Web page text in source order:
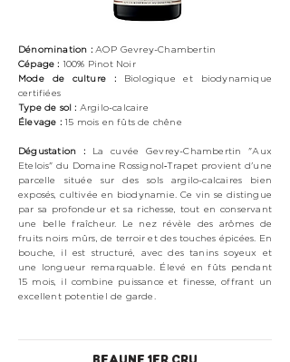
Dénomination : AOP Gevrey-Chambertin
Cépage : 100% Pinot Noir
Mode de culture :
Biologiqueet biodynamique
certifiées
Type de sol : Argilo-calcaire
Élevage : 15 mois en fûts de chêne
Dégustation : La cuvée Gevrey-Chambertin "Aux
Etelois" du Domaine Rossignol‑Trapet provient d'une
parcelle située sur des sols argilo-calcaires bien
exposés, cultivée en biodynamie. Ce vin se distingue
par sa profondeur et sa richesse, tout en conservant
une belle fraîcheur. Le nez révèle des arômes de
fruits noirs mûrs, de terroir et des touches épicées. En
bouche, il est structuré, avec des tanins soyeux et
une longueur remarquable. Élevé en fûts pendant
15 mois, il combine puissance et finesse, offrant un
excellent potentiel de garde.
BEAUNE 1ER CRU